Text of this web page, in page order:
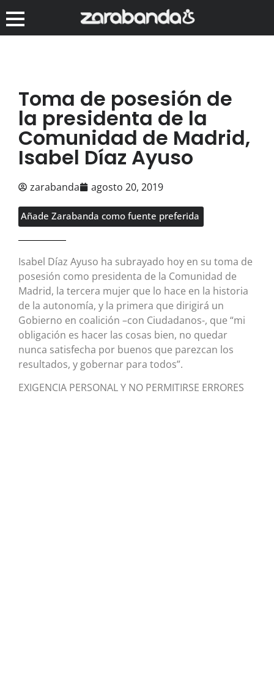
Toma de posesión de
la presidenta de la
Comunidad de Madrid,
Isabel Díaz Ayuso
zarabanda agosto 20, 2019
Añade Zarabanda como fuente preferida
Isabel Díaz Ayuso ha subrayado hoy en su toma de
posesión como presidenta de la Comunidad de
Madrid, la tercera mujer que lo hace en la historia
de la autonomía, y la primera que dirigirá un
Gobierno en coalición –con Ciudadanos-, que “mi
obligación es hacer las cosas bien, no quedar
nunca satisfecha por buenos que parezcan los
resultados, y gobernar para todos”.
EXIGENCIA PERSONAL Y NO PERMITIRSE ERRORES